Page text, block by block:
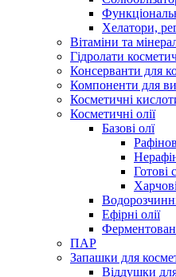
Хелатори,
Вітаміни та
Гідролати
Консерванти для
Компоненти для
Косметичні
Косметичні олії
Базові олї
Готові
Ефірні олії
ПАР
Запашки для
Віддушки